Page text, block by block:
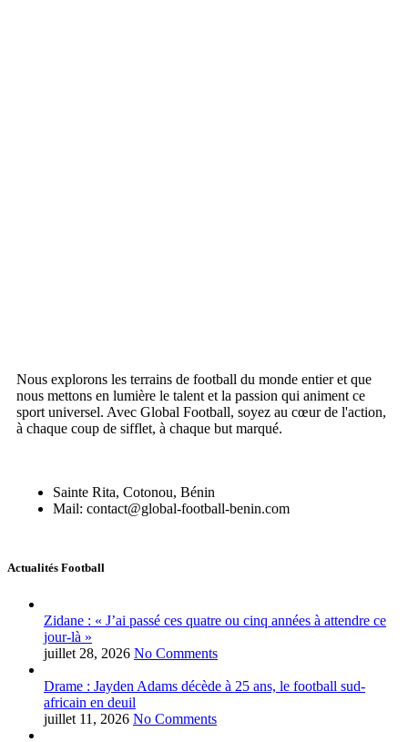
Nous explorons les terrains de football du monde entier et que
nous mettons en lumière le talent et la passion qui animent ce
sport universel. Avec Global Football, soyez au cœur de l'action,
à chaque coup de sifflet, à chaque but marqué.
Sainte Rita, Cotonou, Bénin
Mail: contact@global-football-benin.com
Actualités Football
Zidane : « J’ai passé ces quatre ou cinq années à attendre ce
jour-là »
juillet 28, 2026 No Comments
Drame : Jayden Adams décède à 25 ans, le football sud-
africain en deuil
juillet 11, 2026 No Comments